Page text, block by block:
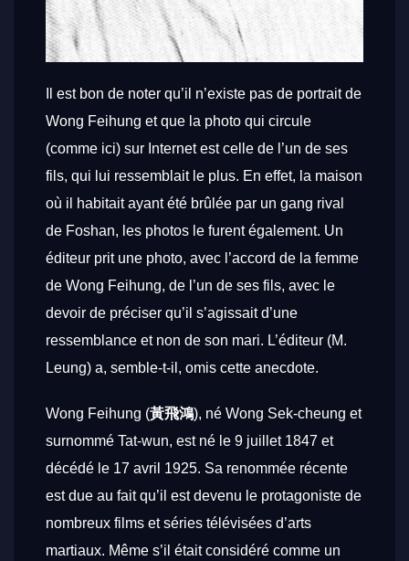
Il est bon de noter qu’il n’existe pas de portrait de
Wong Feihung et que la photo qui circule
(comme ici) sur Internet est celle de l’un de ses
fils, qui lui ressemblait le plus. En effet, la maison
où il habitait ayant été brûlée par un gang rival
de Foshan, les photos le furent également. Un
éditeur prit une photo, avec l’accord de la femme
de Wong Feihung, de l’un de ses fils, avec le
devoir de préciser qu’il s’agissait d’une
ressemblance et non de son mari. L’éditeur (M.
Leung) a, semble-t-il, omis cette anecdote.
Wong Feihung (黃飛鴻), né Wong Sek-cheung et
surnommé Tat-wun, est né le 9 juillet 1847 et
décédé le 17 avril 1925. Sa renommée récente
est due au fait qu’il est devenu le protagoniste de
nombreux films et séries télévisées d’arts
martiaux. Même s’il était considéré comme un